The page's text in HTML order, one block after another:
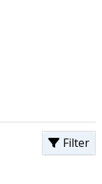
Filter